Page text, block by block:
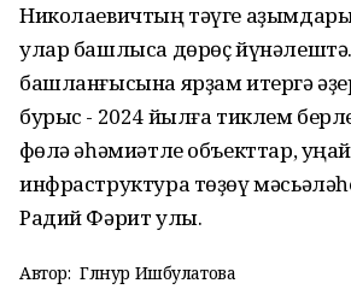
Николаевичтың тәүге
улар башлыса дөрөҫ
башланғысына ярҙам итергә
бурыс - 2024 йылға тиклем
Өфөлә әһәмиәтле объекттар,
инфраструктура төҙөү
Радий Фәрит улы.
Автор: Гөлнур Ишбулатова